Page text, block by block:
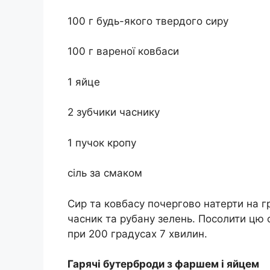
100 г будь-якого твердого сиру
100 г вареної ковбаси
1 яйце
2 зубчики часнику
1 пучок кропу
сіль за смаком
Сир та ковбасу почергово натерти на
часник та рубану зелень. Посолити цю
при 200 градусах 7 хвилин.
Гарячі бутерброди з фаршем і яйцем